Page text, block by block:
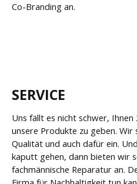
Co-Branding an.
SERVICE
Uns fällt es nicht schwer,
unsere Produkte zu geben.
Qualität und auch dafür ein.
kaputt gehen, dann bieten wir
fachmännische Reparatur an.